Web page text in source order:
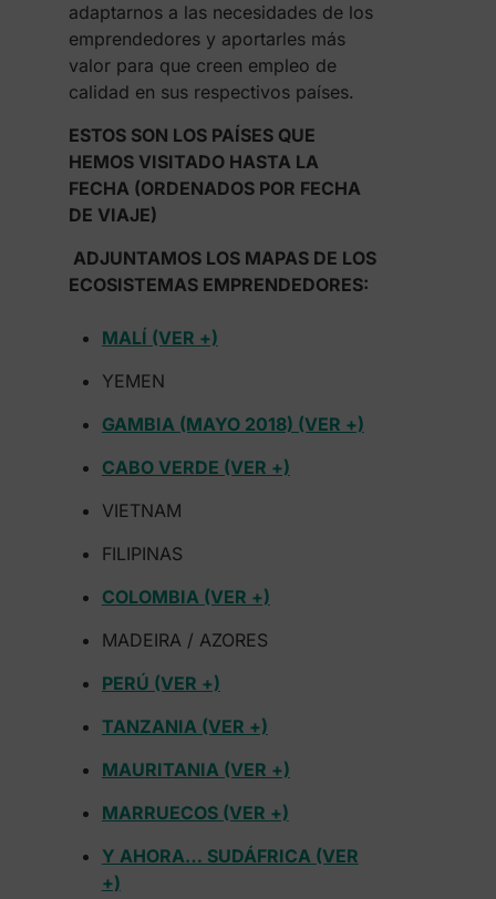
adaptarnos a las necesidades de los
emprendedores y aportarles más
valor para que creen empleo de
calidad en sus respectivos países.
ESTOS SON LOS PAÍSES QUE
HEMOS VISITADO HASTA LA
FECHA (ORDENADOS POR FECHA
DE VIAJE)
ADJUNTAMOS LOS MAPAS DE LOS
ECOSISTEMAS EMPRENDEDORES:
MALÍ (VER +)
YEMEN
GAMBIA (MAYO 2018) (VER +)
CABO VERDE (VER +)
VIETNAM
FILIPINAS
COLOMBIA (VER +)
MADEIRA / AZORES
PERÚ (VER +)
TANZANIA (VER +)
MAURITANIA (VER +)
MARRUECOS (VER +)
Y AHORA… SUDÁFRICA (VER
+)